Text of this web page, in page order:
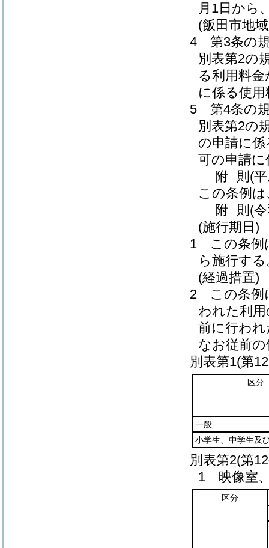
月1日から
(飯田市地
4
第3条の
別表第2の
る利用料
に係る使
5
第4条の
別表第2の
の申請に
可の申請
附 則 (
この条例
附 則 (
(施行期日)
1
この条例
ら施行する
(経過措置)
2
この条例
われた利
前に行わ
なお従前
別表第1(第
区分
一般
小学生、中学生及
別表第2(第
1 映像室
区分